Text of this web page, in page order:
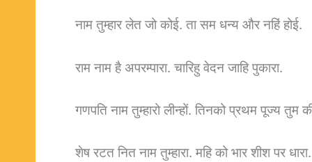
नाम तुम्हार लेत जो कोई. ता सम धन्य और नहिं होई.
राम नाम है अपरम्पारा. चारिहु वेदन जाहि पुकारा.
गणपति नाम तुम्हारो लीन्हों. तिनको प्रथम पूज्य तुम
शेष रटत नित नाम तुम्हारा. महि को भार शीश पर धारा.